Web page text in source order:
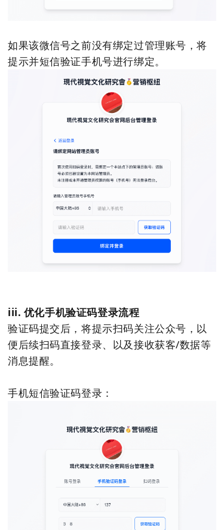
如果该微信号之前没有绑定过管理账号，将
提示并短信验证手机号进行绑定。
iii. 优化手机验证码登录流程
验证码提交后，将提示扫码关注公众号，以
便后续扫码直接登录、以及接收获客/数据等
消息提醒。
手机短信验证码登录：